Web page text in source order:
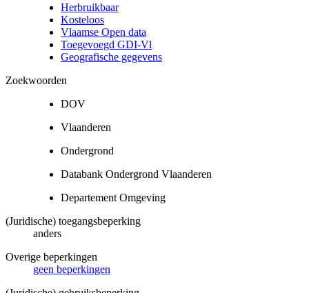
Herbruikbaar
Kosteloos
Vlaamse Open data
Toegevoegd GDI-Vl
Geografische gegevens
Zoekwoorden
DOV
Vlaanderen
Ondergrond
Databank Ondergrond Vlaanderen
Departement Omgeving
(Juridische) toegangsbeperking
anders
Overige beperkingen
geen beperkingen